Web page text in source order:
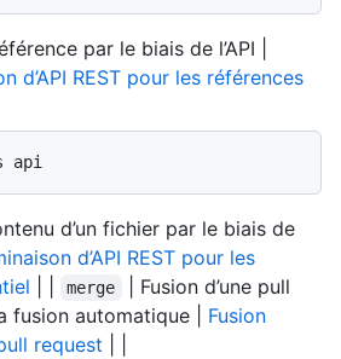
par le biais de l’API |
d’API REST pour les références
api
d’un fichier par le biais de
d’API REST pour les
merge
| Fusion d’une pull
fusion automatique | Fusion
request